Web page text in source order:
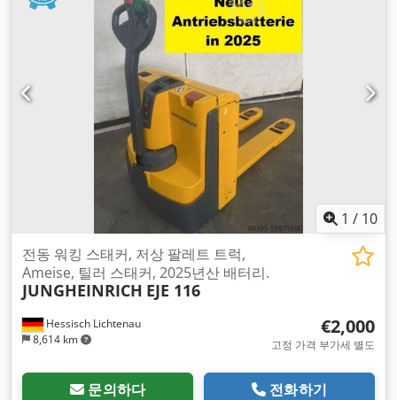
1 / 10
Hessisch Lichtenau
8,614 km
전동 워킹 스태커, 저상 팔레트 트럭,
Ameise, 틸러 스태커, 2025년산 배터리.
JUNGHEINRICH EJE 116
€2,000
고정 가격 부가세 별도
문의하다 전화하기